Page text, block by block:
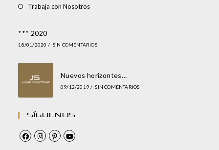
Trabaja con Nosotros
*** 2020
18/01/2020 / SIN COMENTARIOS
Nuevos horizontes…
09/12/2019 / SIN COMENTARIOS
Síguenos